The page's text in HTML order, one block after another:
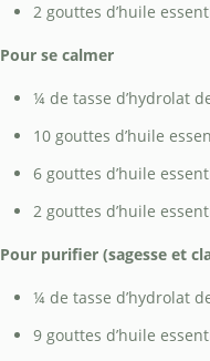
2 gouttes d’huile
Pour se calmer
¼ de tasse d’hydrolat
10 gouttes d’huile
6 gouttes d’huile
2 gouttes d’huile
Pour purifier (sagesse et
¼ de tasse d’hydrolat
9 gouttes d’huile